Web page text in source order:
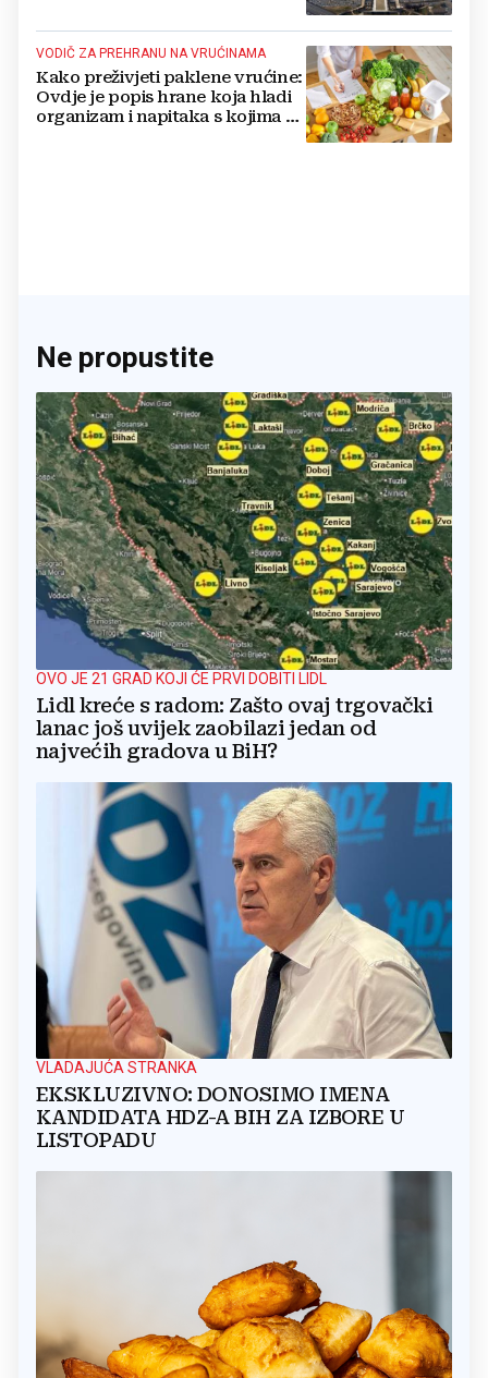
VODIČ ZA PREHRANU NA VRUĆINAMA
Kako preživjeti paklene vrućine:
Ovdje je popis hrane koja hladi
organizam i napitaka s kojima si
Ne propustite
OVO JE 21 GRAD KOJI ĆE PRVI DOBITI LIDL
Lidl kreće s radom: Zašto ovaj trgovački
lanac još uvijek zaobilazi jedan od
najvećih gradova u BiH?
VLADAJUĆA STRANKA
EKSKLUZIVNO: DONOSIMO IMENA
KANDIDATA HDZ-A BIH ZA IZBORE U
LISTOPADU